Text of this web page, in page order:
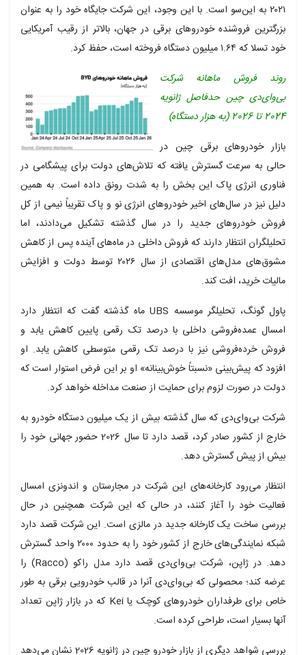
۲۰۲۱ به این‌سو است. با این وجود، این شرکت جایگاه خود را به عنوان
بزرگترین فروشنده خودروهای برقی در جهان، بالاتر از رقیب آمریکایی
خود تسلا که ۱.۶۴ میلیون دستگاه فروخته است، حفظ کرد.
روند فروش ماهانه شرکت
بی‌وای‌دی چین حدفاصل ژانویه
2024 تا 2026 (به هزار دستگاه)
بازار خودروهای برقی چین در
حالی به سرعت گسترش یافته که تلاش‌های دولت برای پیشگامی در
فناوری انرژی پاک این بخش را به شدت رونق داده است. به همین
دلیل نیز در سال‌های اخیر خودروهای انرژی نو و پاک تقریباً نیمی از کل
فروش خودروهای جدید را در سال گذشته تشکیل می‌دادند، اما
تحلیلگران انتظار دارند که فروش داخلی در ماه‌های آینده پس از کاهش
مشوق‌های مدل‌های اقتصادی از سال ۲۰۲۶ توسط دولت و افزایش
مالیات خرید، افت کند.
پاول گونگ، تحلیلگر موسسه UBS ماه گذشته گفت که انتظار دارد
امسال عمده‌فروشی داخلی با درصد تک رقمی پایین کاهش یابد و
فروش خرده‌فروشی نیز با درصد تک رقمی متوسطی کاهش یابد. او
افزود که پیش‌بینی «نسبتاً خوش‌بینانه» او بر این فرض استوار است که
دولت در صورت لزوم برای حمایت از صنعت مداخله خواهد کرد.
شرکت بی‌وای‌دی که سال گذشته بیش از یک میلیون دستگاه خودرو به
خارج از کشور صادر کرد، قصد دارد تا سال 2026 حضور جهانی خود را
بیش از پیش گسترش دهد.
انتظار می‌رود کارخانه‌های این شرکت در مجارستان و اندونزی امسال
فعالیت خود را آغاز کنند، در حالی که این شرکت همچنین در حال
بررسی ساخت یک کارخانه جدید در مالزی است. این شرکت قصد دارد
شبکه نمایندگی‌های خارج از کشور خود را به حدود ۲۰۰۰ واحد گسترش
دهد. در ژاپن، شرکت بی‌وای‌دی قصد دارد مدل راکو (Racco) را
عرضه کند؛ محصولی که بی‌وای‌دی آنرا در قالب خودرویی برقی به طور
خاص برای طرفداران خودروهای کوچک یا Kei که در بازار ژاپن تعداد
آنها بسیار است، طراحی کرده است.
بررسی شواهد دیگری از بازار خودرو چین در ژانویه 2026 نشان می‌دهد